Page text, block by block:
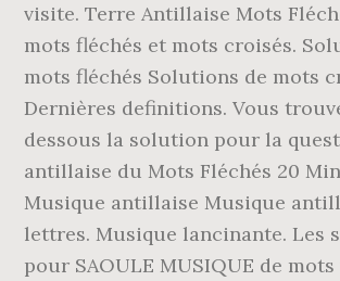
visite. Terre Antillaise Mots
mots fléchés et mots croisés.
mots fléchés Solutions de mots
Dernières definitions. Vous
dessous la solution pour la
antillaise du Mots Fléchés 20
Musique antillaise Musique
lettres. Musique lancinante. Les
pour SAOULE MUSIQUE de